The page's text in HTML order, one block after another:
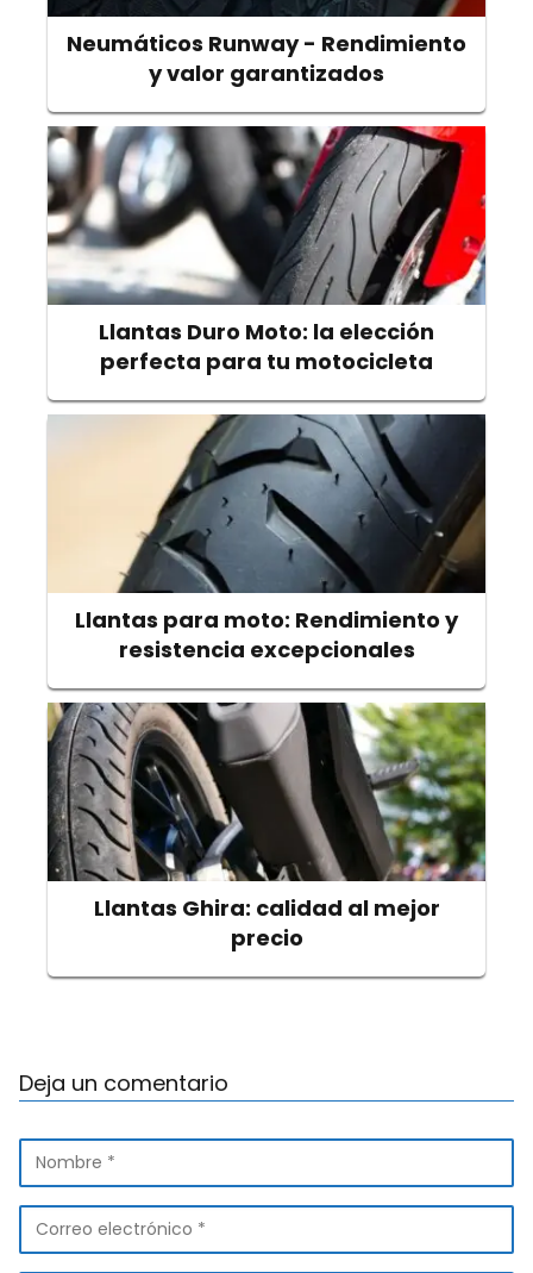
Neumáticos Runway - Rendimiento
y valor garantizados
Llantas Duro Moto: la elección
perfecta para tu motocicleta
Llantas para moto: Rendimiento y
resistencia excepcionales
Llantas Ghira: calidad al mejor
precio
Deja un comentario